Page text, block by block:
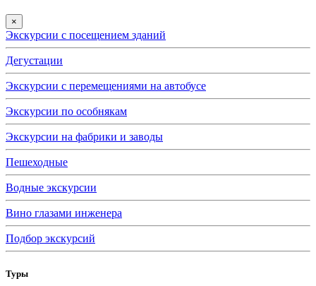
×
Экскурсии с посещением зданий
Дегустации
Экскурсии с перемещениями на автобусе
Экскурсии по особнякам
Экскурсии на фабрики и заводы
Пешеходные
Водные экскурсии
Вино глазами инженера
Подбор экскурсий
Туры